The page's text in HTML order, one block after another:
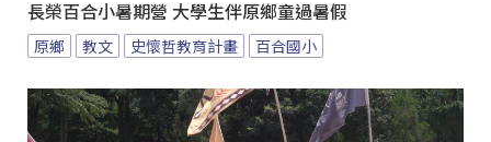
長榮百合小暑期營 大學生伴原鄉童過暑假
原鄉 教文 史懷哲教育計畫 百合國小